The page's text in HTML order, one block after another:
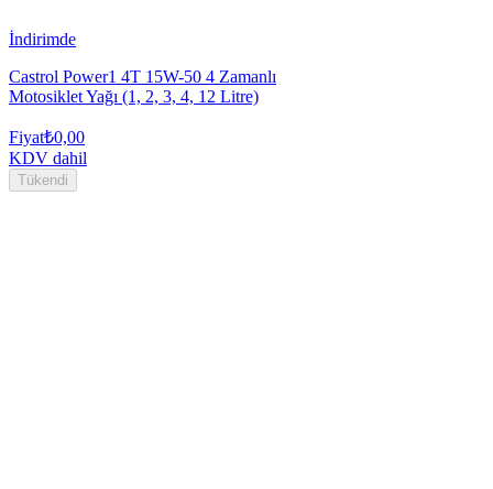
İndirimde
Castrol Power1 4T 15W-50 4 Zamanlı
Motosiklet Yağı (1, 2, 3, 4, 12 Litre)
Fiyat₺0,00
KDV dahil
Tükendi